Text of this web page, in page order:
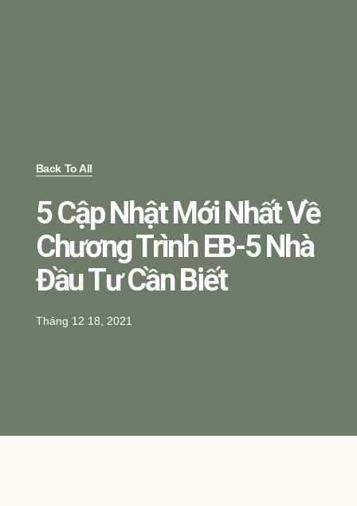
Back To All
5 Cập Nhật Mới Nhất Về
Chương Trình EB-5 Nhà
Đầu Tư Cần Biết
Tháng 12 18, 2021